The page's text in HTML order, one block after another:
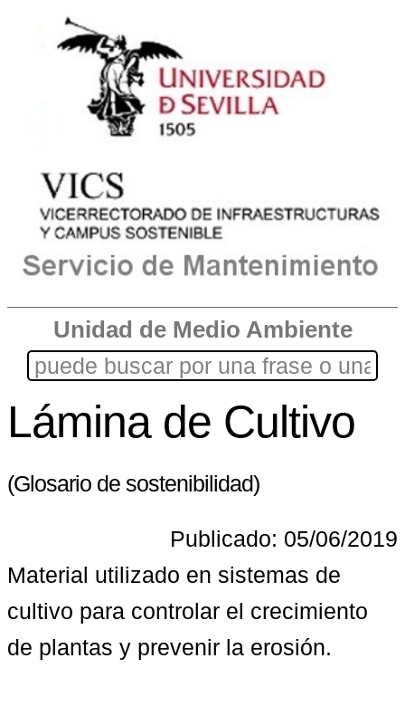
Unidad de Medio Ambiente
Lámina de Cultivo
(Glosario de sostenibilidad)
Publicado: 05/06/2019
Material utilizado en sistemas de
cultivo para controlar el crecimiento
de plantas y prevenir la erosión.